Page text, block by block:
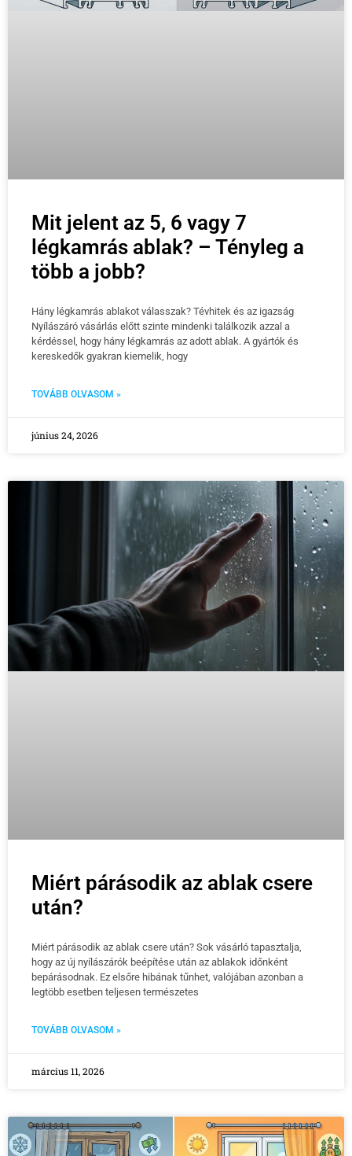
Mit jelent az 5, 6 vagy 7
légkamrás ablak? – Tényleg a
több a jobb?
Hány légkamrás ablakot válasszak? Tévhitek és az igazság
Nyílászáró vásárlás előtt szinte mindenki találkozik azzal a
kérdéssel, hogy hány légkamrás az adott ablak. A gyártók és
kereskedők gyakran kiemelik, hogy
TOVÁBB OLVASOM »
június 24, 2026
Miért párásodik az ablak csere
után?
Miért párásodik az ablak csere után? Sok vásárló tapasztalja,
hogy az új nyílászárók beépítése után az ablakok időnként
bepárásodnak. Ez elsőre hibának tűnhet, valójában azonban a
legtöbb esetben teljesen természetes
TOVÁBB OLVASOM »
március 11, 2026